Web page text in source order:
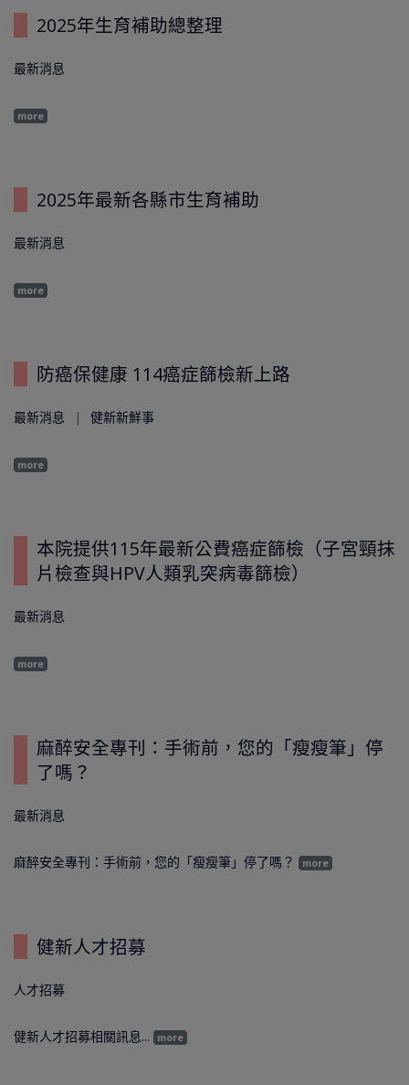
2025年生育補助總整理
最新消息
more
2025年最新各縣市生育補助
最新消息
more
防癌保健康 114癌症篩檢新上路
最新消息 健新新鮮事
more
本院提供115年最新公費癌症篩檢（子宮頸抹
片檢查與HPV人類乳突病毒篩檢）
最新消息
more
麻醉安全專刊：手術前，您的「瘦瘦筆」停
了嗎？
最新消息
麻醉安全專刊：手術前，您的「瘦瘦筆」停了嗎？ more
健新人才招募
人才招募
健新人才招募相關訊息... more